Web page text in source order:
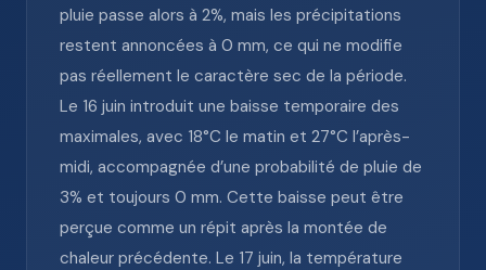
pluie passe alors à 2%, mais les précipitations
restent annoncées à 0 mm, ce qui ne modifie
pas réellement le caractère sec de la période.
Le 16 juin introduit une baisse temporaire des
maximales, avec 18°C le matin et 27°C l’après-
midi, accompagnée d’une probabilité de pluie de
3% et toujours 0 mm. Cette baisse peut être
perçue comme un répit après la montée de
chaleur précédente. Le 17 juin, la température